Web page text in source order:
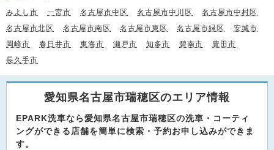
みよし市 一宮市 名古屋市中区 名古屋市中川区
名古屋市中村区
名古屋市北区
名古屋市南区 名古屋市東区 名古屋市緑区
安城市
岡崎市
春日井市 東海市 瀬戸市 知多市 碧南市
豊田市
長久手市
愛知県名古屋市瑞穂区のエリア情報
EPARK洗車なら愛知県名古屋市瑞穂区の洗車・コーティ
ングができる店舗を簡単に検索・予約お申し込みができま
す。